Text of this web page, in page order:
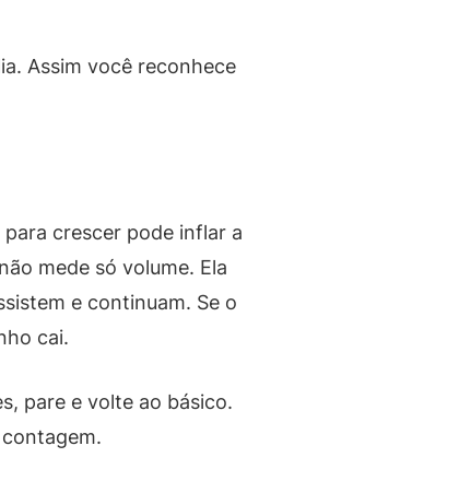
Assim você reconhece
crescer pode inflar a
mede só volume. Ela
e continuam. Se o
cai.
pare e volte ao básico.